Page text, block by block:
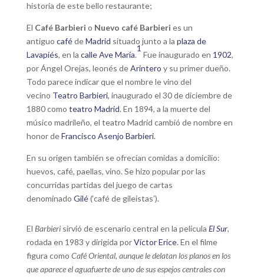
historia de este bello restaurante;
El Café Barbieri o Nuevo café Barbieri es un
antiguo cafédeMadrid situado junto a la plaza de
Lavapiés, en la calle Ave María.
1
​ Fue inaugurado en 1902,
por Ángel Orejas, leonés deArintero y su primer dueño.
Todo parece indicar que el nombre le vino del
vecino Teatro Barbieri, inaugurado el 30 de diciembre de
1880 como teatro Madrid. En 1894, a la muerte del
músico madrileño, el teatro Madrid cambió de nombre en
honor deFrancisco Asenjo Barbieri.
En su origen también se ofrecían comidas a domicilio:
huevos, café, paellas, vino. Se hizo popular por las
concurridas partidas del juego de cartas
denominado Gilé(‘café de gileistas’).
El Barbierisirvió de escenario central en la película El Sur,
rodada en 1983 y dirigida porVíctor Erice. En el filme
figura como Café Oriental, aunque le delatan los planos en los
que aparece el aguafuerte de uno de sus espejos centrales con